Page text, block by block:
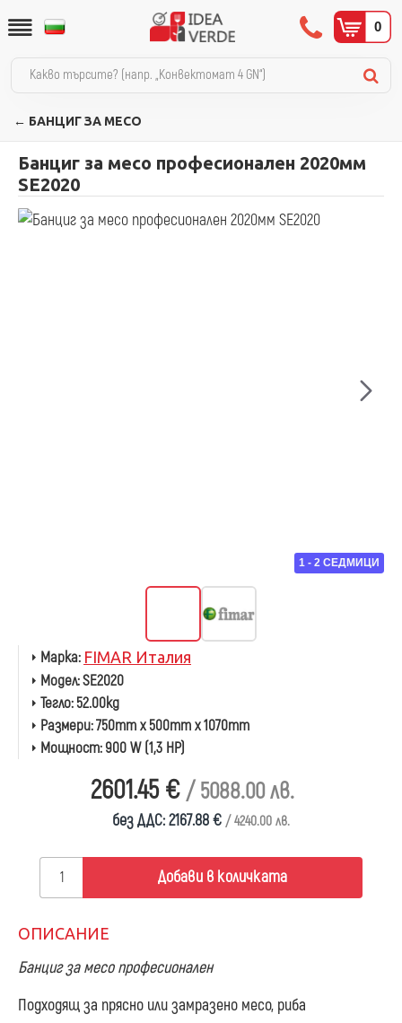
0
← БАНЦИГ ЗА МЕСО
Банциг за месо професионален 2020мм
SE2020
1 - 2 СЕДМИЦИ
2601.45 € / 5088.00 лв.
без ДДС: 2167.88 € / 4240.00 лв.
Марка: FIMAR Италия
Модел:SE2020
Тегло:52.00kg
Размери:750mm x 500mm x 1070mm
Мощност:900 W (1,3 HP)
Добави в количката
ОПИСАНИЕ
Банциг за месо професионален
Подходящ за прясно или замразено месо, риба